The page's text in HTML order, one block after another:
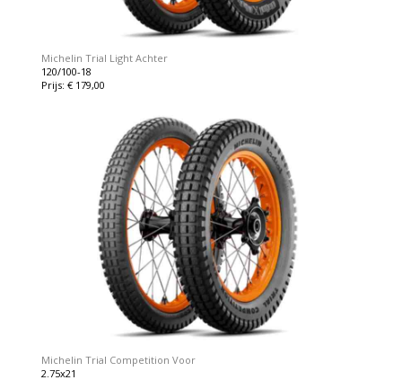
Michelin Trial Light Achter
120/100-18
Prijs: € 179,00
Michelin Trial Competition Voor
2.75x21